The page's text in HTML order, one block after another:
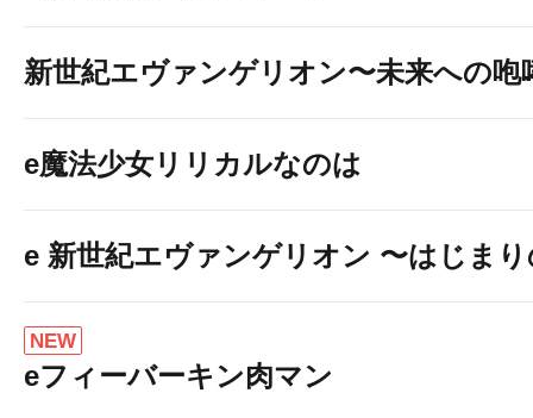
新世紀エヴァンゲリオン〜未来への咆
e魔法少女リリカルなのは
e 新世紀エヴァンゲリオン 〜はじま
NEW
eフィーバーキン肉マン